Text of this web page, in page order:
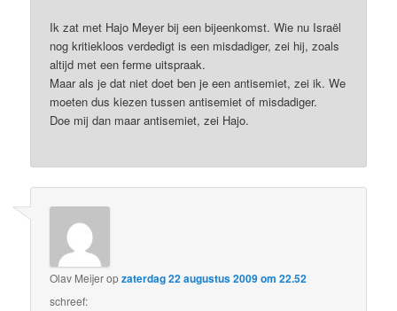
Ik zat met Hajo Meyer bij een bijeenkomst. Wie nu Israël
nog kritiekloos verdedigt is een misdadiger, zei hij, zoals
altijd met een ferme uitspraak.
Maar als je dat niet doet ben je een antisemiet, zei ik. We
moeten dus kiezen tussen antisemiet of misdadiger.
Doe mij dan maar antisemiet, zei Hajo.
Olav Meijeropzaterdag 22 augustus 2009 om 22.52
schreef: